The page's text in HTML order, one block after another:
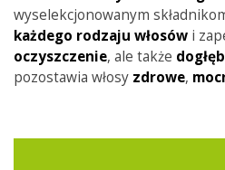
wyselekcjonowanym
każdego rodzaju włosów i
oczyszczenie, ale także
pozostawia włosy zdrowe,